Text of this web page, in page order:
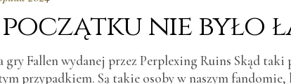
nie było
gry Fallen wydanej przez Perplexing Ruins Skąd
przypadkiem. Są takie osoby w naszym